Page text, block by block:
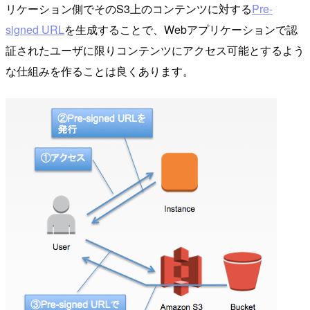
リケーション側でそのS3上のコンテンツに対するPre-
signed URLを生成することで、Webアプリケーションで認
証されたユーザに限りコンテンツにアクセス可能とするよう
な仕組みを作ることは良くあります。